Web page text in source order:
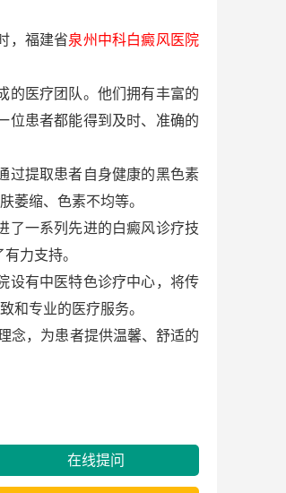
，福建省泉州中科白癜风医院
医疗团队。他们拥有丰富的
位患者都能得到及时、准确的
提取患者自身健康的黑色素
萎缩、色素不均等。
一系列先进的白癜风诊疗技
力支持。
有中医特色诊疗中心，将传
和专业的医疗服务。
念，为患者提供温馨、舒适的
在线提问